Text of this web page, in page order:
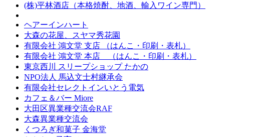
(株)平林酒店（本格焼酎、地酒、輸入ワイン専門）
ヘアーインハート
大森の花屋、スヤマ秀花園
有限会社 鴻文堂 支店 （はんこ・印刷・表札）
有限会社 鴻文堂 本店 （はんこ・印刷・表札）
東京西川 スリープショップ たかの
NPO法人 馬込文士村継承会
有限会社セレクトインいとう電気
カフェ＆バー Miore
大田区異業種交流会RAF
大森異業種交流会
くつろぎ和菓子 金海堂